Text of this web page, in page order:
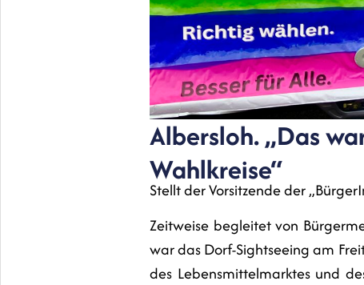
Albersloh. „Das
Wahlkreise“
Stellt der Vorsitzende der
Zeitweise begleitet von
war das Dorf-Sightseeing am
des Lebensmittelmarktes und